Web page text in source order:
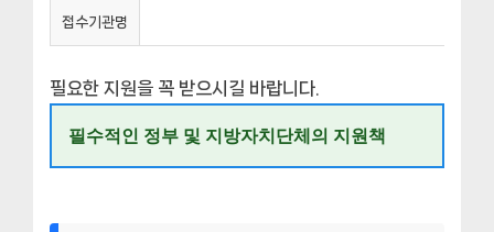
접수기관명
필요한 지원을 꼭 받으시길 바랍니다.
필수적인 정부 및 지방자치단체의 지원책